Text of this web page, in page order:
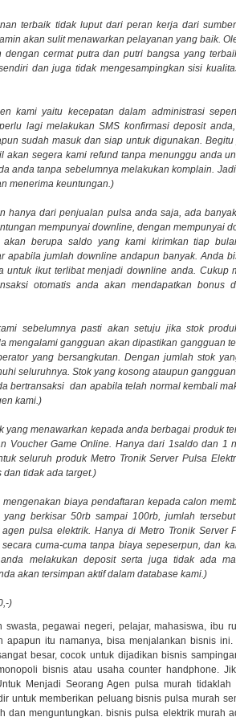
terbaik tidak luput dari peran kerja dari
akan sulit menawarkan pelayanan yang baik.
dengan cermat putra dan putri bangsa yang
dan juga tidak mengesampingkan sisi
kami yaitu kecepatan dalam administrasi
lagi melakukan SMS konfirmasi deposit
sudah masuk dan siap untuk digunakan. Begitu
akan segera kami refund tanpa menunggu anda
anda tanpa sebelumnya melakukan komplain.
menerima keuntungan.)
hanya dari penjualan pulsa anda saja, ada
mempunyai downline, dengan mempunyai
berupa saldo yang kami kirimkan tiap
apabila jumlah downline andapun banyak. Anda
untuk ikut terlibat menjadi downline anda. Cukup
otomatis anda akan mendapatkan bonus
sebelumnya pasti akan setuju jika stok
mengalami gangguan akan dipastikan gangguan
yang bersangkutan. Dengan jumlah stok
seluruhnya. Stok yang kosong ataupun
bertransaksi dan apabila telah normal kembali
kami.)
yang menawarkan kepada anda berbagai produk
Voucher Game Online. Hanya dari 1saldo dan 1
seluruh produk Metro Tronik Server Pulsa
tidak ada target.)
biaya pendaftaran kepada calon
berkisar 50rb sampai 100rb, jumlah
pulsa elektrik. Hanya di Metro Tronik Server
cuma-cuma tanpa biaya sepeserpun, dan
melakukan deposit serta juga tidak ada
akan tersimpan aktif dalam database kami.)
)
pegawai negeri, pelajar, mahasiswa, ibu
itu namanya, bisa menjalankan bisnis ini.
besar, cocok untuk dijadikan bisnis
bisnis atau usaha counter handphone.
Menjadi Seorang Agen pulsa murah tidaklah
untuk memberikan peluang bisnis pulsa murah
dan menguntungkan. bisnis pulsa elektrik murah